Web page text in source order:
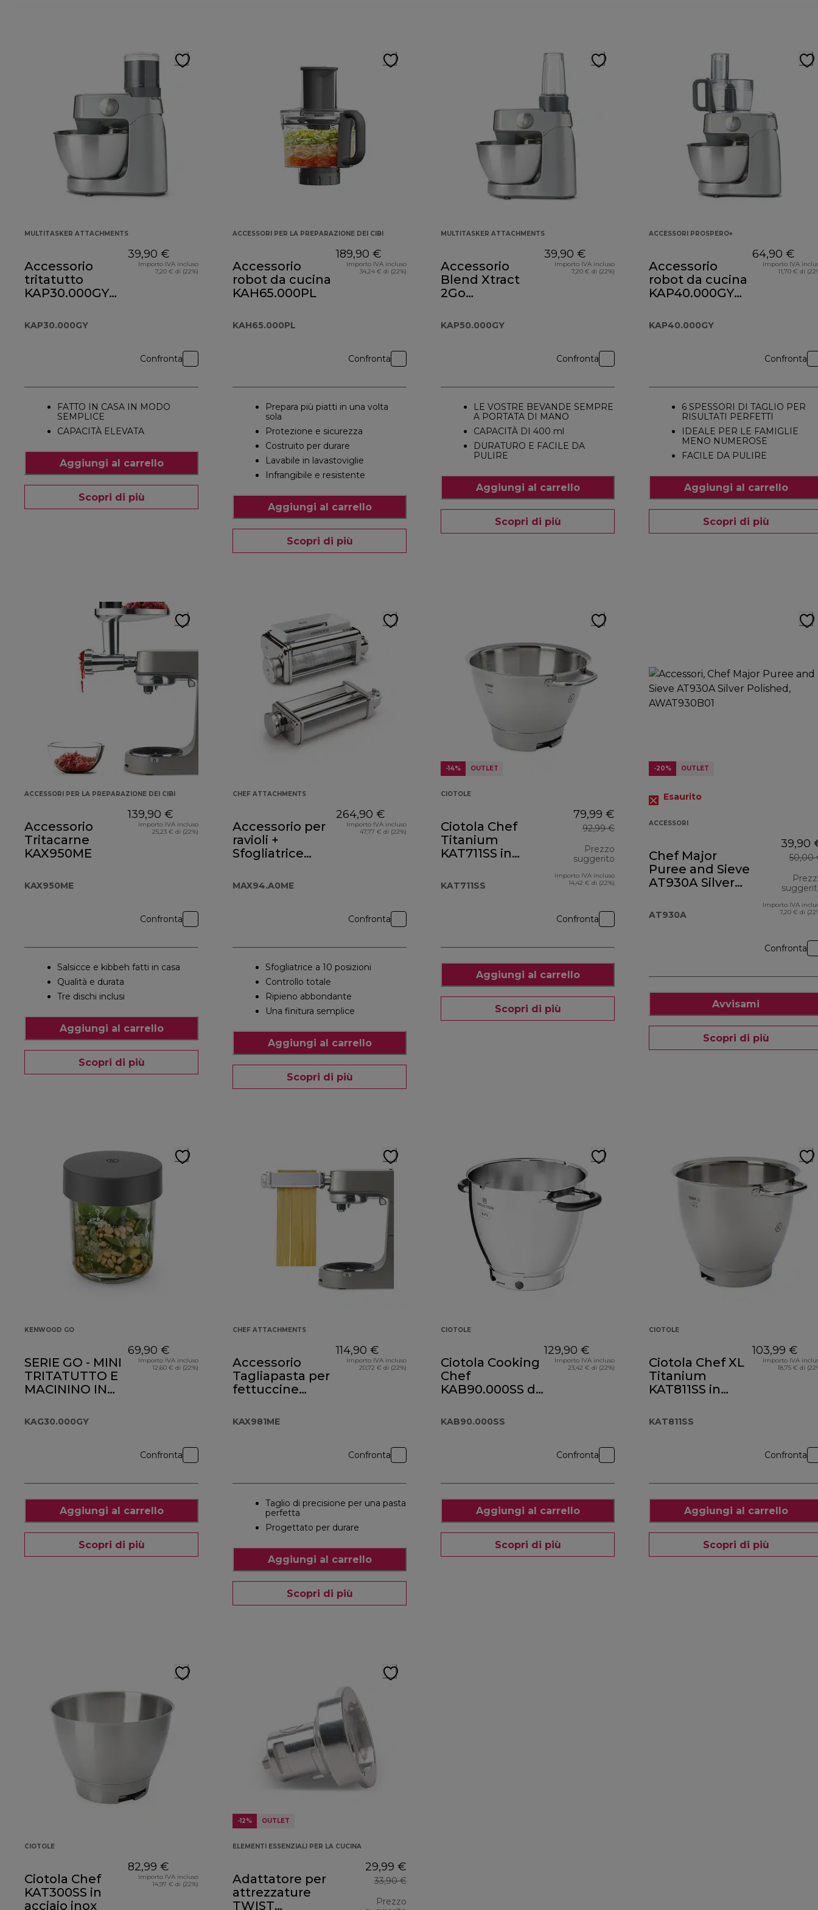
MULTITASKER ATTACHMENTS
Accessorio
tritatutto
KAP30.000GY
KAP30.000GY
39,90 €
Importo IVA incluso
7,20 € di (22%)
Confronta
FATTO IN CASA IN MODO
SEMPLICE
CAPACITÀ ELEVATA
Aggiungi al carrello
Scopri di più
ACCESSORI PER LA PREPARAZIONE DEI CIBI
Accessorio
robot da cucina
KAH65.000PL
KAH65.000PL
189,90 €
Importo IVA incluso
34,24 € di (22%)
Confronta
Prepara più piatti in una volta
sola
Protezione e sicurezza
Costruito per durare
Lavabile in lavastoviglie
Infrangibile e resistente
Aggiungi al carrello
Scopri di più
MULTITASKER ATTACHMENTS
Accessorio
Blend Xtract
2Go
per Prospero+
KAP50.000GY
39,90 €
Importo IVA incluso
7,20 € di (22%)
Confronta
LE VOSTRE BEVANDE SEMPRE
A PORTATA DI MANO
CAPACITÀ DI 400 ml
DURATURO E FACILE DA
PULIRE
Aggiungi al carrello
Scopri di più
ACCESSORI PROSPERO+
Accessorio
robot da cucina
KAP40.000GY
KAP40.000GY
64,90 €
Importo IVA
11,70 € di
Confronta
6 SPESSORI DI TAGLIO PER
RISULTATI PERFETTI
IDEALE PER LE FAMIGLIE
MENO NUMEROSE
FACILE DA PULIRE
Aggiungi al carrello
Scopri di più
ACCESSORI PER LA PREPARAZIONE DEI CIBI
Accessorio
Tritacarne
KAX950ME
KAX950ME
139,90 €
Importo IVA incluso
25,23 € di (22%)
Confronta
Salsicce e kibbeh fatti in casa
Qualità e durata
Tre dischi inclusi
Aggiungi al carrello
Scopri di più
CHEF ATTACHMENTS
Accessorio per
ravioli +
Sfogliatrice
MAX94.A0ME
264,90 €
Importo IVA incluso
47,77 € di (22%)
Confronta
Sfogliatrice a 10 posizioni
Controllo totale
Ripieno abbondante
Una finitura semplice
Aggiungi al carrello
Scopri di più
-14% OUTLET
CIOTOLE
Ciotola Chef
Titanium
KAT711SS in
KAT711SS
79,99 €
92,99 €
Prezzo
suggerito
prezzo originale 92,99 €
Importo IVA incluso
14,42 € di (22%)
Confronta
Aggiungi al carrello
Scopri di più
-20% OUTLET
Esaurito
ACCESSORI
Chef Major
Puree and Sieve
AT930A Silver
AT930A
39,90
50,00
Importo IVA
7,20 € di
Confronta
Avvisami
Scopri di più
KENWOOD GO
SERIE GO - MINI
TRITATUTTO E
MACININO IN
KAG30.000GY
KAG30.000GY
69,90 €
Importo IVA incluso
12,60 € di (22%)
Confronta
Aggiungi al carrello
Scopri di più
CHEF ATTACHMENTS
Accessorio
Tagliapasta per
fettuccine
KAX981ME
114,90 €
Importo IVA incluso
20,72 € di (22%)
Confronta
Taglio di precisione per una pasta
perfetta
Progettato per durare
Aggiungi al carrello
Scopri di più
CIOTOLE
Ciotola Cooking
Chef
KAB90.000SS da
KAB90.000SS
129,90 €
Importo IVA incluso
23,42 € di (22%)
Confronta
Aggiungi al carrello
Scopri di più
CIOTOLE
Ciotola Chef XL
Titanium
KAT811SS in
KAT811SS
103,99 €
Importo IVA
18,75 € di
Confronta
Aggiungi al carrello
Scopri di più
CIOTOLE
Ciotola Chef
KAT300SS in
acciaio inox
82,99 €
Importo IVA incluso
14,97 € di (22%)
-12% OUTLET
ELEMENTI ESSENZIALI PER LA CUCINA
Adattatore per
attrezzature
TWIST
29,99 €
33,90 €
Prezzo